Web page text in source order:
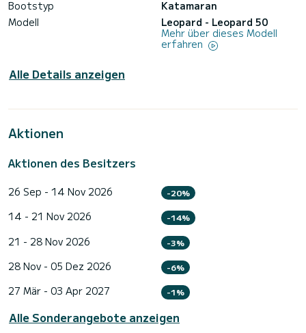
Bootstyp
Katamaran
Modell
Leopard - Leopard 50
Mehr über dieses Modell
erfahren
Alle Details anzeigen
Aktionen
Aktionen des Besitzers
26 Sep - 14 Nov 2026 -20%
14 - 21 Nov 2026 -14%
21 - 28 Nov 2026 -3%
28 Nov - 05 Dez 2026 -6%
27 Mär - 03 Apr 2027 -1%
Alle Sonderangebote anzeigen